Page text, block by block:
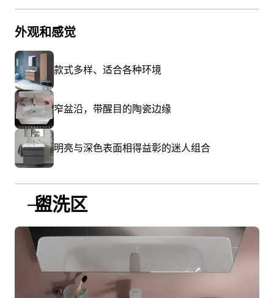
外观和感觉
款式多样、适合各种环境
窄盆沿，带醒目的陶瓷边缘
明亮与深色表面相得益彰的迷人组合
盥洗区